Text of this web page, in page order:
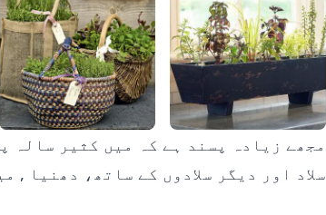
مجھے زیادہ پسند ہے کہ میں کثیر سالہ
سلاد اور دیگر سلادوں کے ساتھ، دھنیا ,